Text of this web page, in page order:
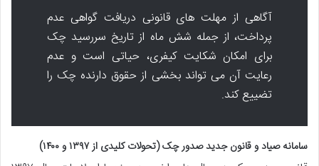
آگاهی از مهلت های قانونی دریافت گواهی عدم
پرداخت، از جمله شش ماه از تاریخ سررسید چک
برای امکان شکایت کیفری، حیاتی است و عدم
رعایت آن می تواند بخشی از حقوق دارنده چک را
تضییع کند.
سامانه صیاد و قانون جدید صدور چک (تحولات کلیدی از ۱۳۹۷ و ۱۴۰۰)